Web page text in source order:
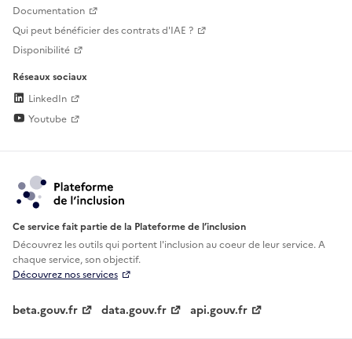
Documentation
Qui peut bénéficier des contrats d'IAE ?
Disponibilité
Réseaux sociaux
LinkedIn
Youtube
Ce service fait partie de la Plateforme de l’inclusion
Découvrez les outils qui portent l'inclusion aucoeur de leur service. A
chaque service, son objectif.
Découvrez nos services
beta.gouv.fr data.gouv.fr api.gouv.fr